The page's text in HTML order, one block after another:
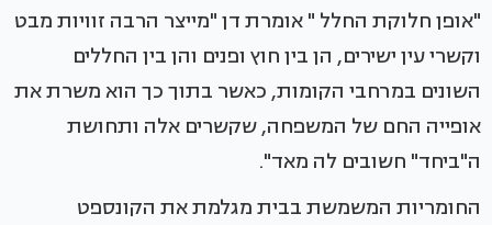
"אופן חלוקת החלל " אומרת דן "מייצר הרבה זוויות מבט
וקשרי עין ישירים, הן בין חוץ ופנים והן בין החללים
השונים במרחבי הקומות, כאשר בתוך כך הוא משרת את
אופייה החם של המשפחה, שקשרים אלה ותחושת
ה"ביחד" חשובים לה מאד".
החומריות המשמשת בבית מגלמת את הקונספט